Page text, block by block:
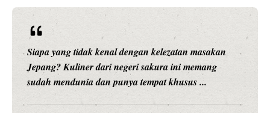
Siapa yang tidak kenal dengan kelezatan masakan
Jepang? Kuliner dari negeri sakura ini memang
sudah mendunia dan punya tempat khusus ...